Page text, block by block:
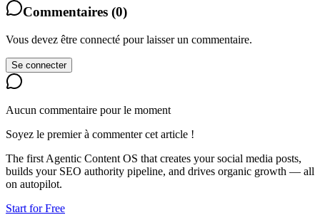
Commentaires (0)
Vous devez être connecté pour laisser un commentaire.
Se connecter
Aucun commentaire pour le moment
Soyez le premier à commenter cet article !
The first Agentic Content OS that creates your social media posts,
builds your SEO authority pipeline, and drives organic growth — all
on autopilot.
Start for Free